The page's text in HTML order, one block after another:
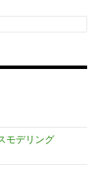
モデリング